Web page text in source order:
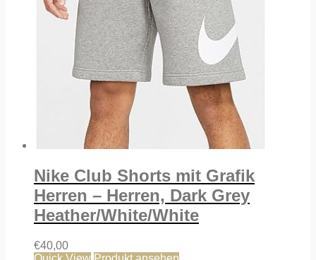
Nike Club Shorts mit Grafik
Herren – Herren, Dark Grey
Heather/White/White
€40,00